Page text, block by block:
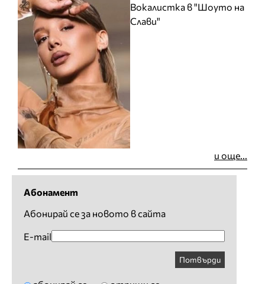
Вокалистка в "Шоуто на
Слави"
и още...
Абонамент
Абонирай се за новото в сайта
E-mail
Потвърди